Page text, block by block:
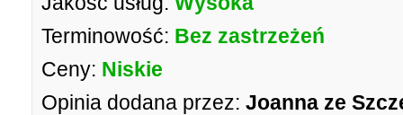
Terminowość: Bez zastrzeżeń
Ceny: Niskie
Opinia dodana przez: Joanna ze